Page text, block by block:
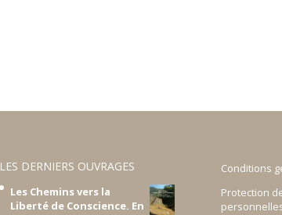
LES DERNIERS OUVRAGES
Les Chemins vers la
Liberté de Conscience. En
Conditions
Protection